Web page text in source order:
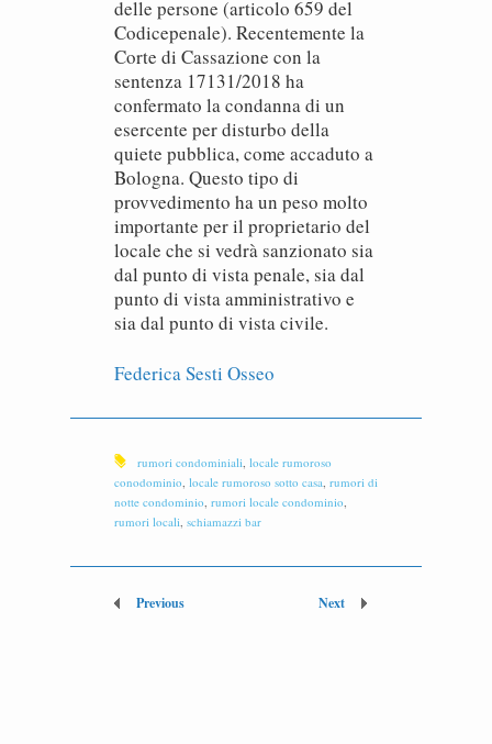
delle persone (articolo 659 del
Codicepenale). Recentemente la
Corte di Cassazione con la
sentenza 17131/2018 ha
confermato la condanna di un
esercente per disturbo della
quiete pubblica, come accaduto a
Bologna. Questo tipo di
provvedimento ha un peso molto
importante per il proprietario del
locale che si vedrà sanzionato sia
dal punto di vista penale, sia dal
punto di vista amministrativo e
sia dal punto di vista civile.
Federica Sesti Osseo
rumori condominiali, locale rumoroso
conodominio, locale rumoroso sotto casa, rumori di
notte condominio, rumori locale condominio,
rumori locali, schiamazzi bar
Previous Next